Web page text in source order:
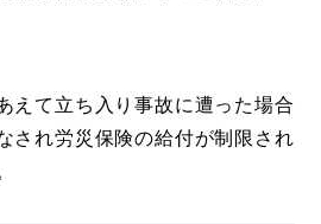
えて立ち入り事故に遭った場合
され労災保険の給付が制限され